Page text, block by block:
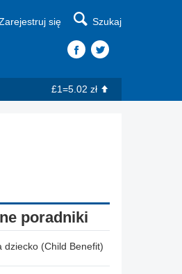
się Szukaj
£1=5.02 zł
poradniki
dziecko (Child Benefit)